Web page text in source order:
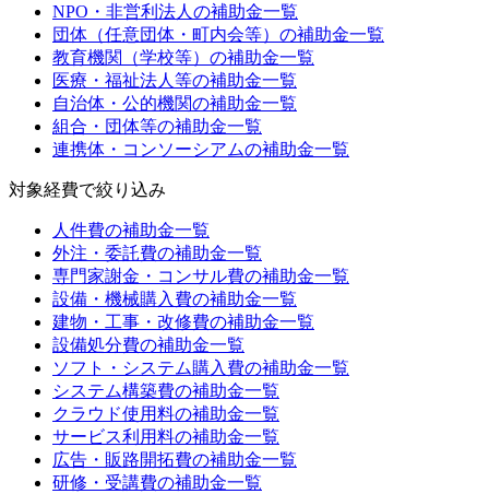
NPO・非営利法人 の補助金一覧
団体（任意団体・町内会等） の補助金一覧
教育機関（学校等） の補助金一覧
医療・福祉法人等の補助金一覧
自治体・公的機関の補助金一覧
組合・団体等の補助金一覧
連携体・コンソーシアムの補助金一覧
対象経費で絞り込み
人件費の補助金一覧
外注・委託費の補助金一覧
専門家謝金・コンサル費の補助金一覧
設備・機械購入費の補助金一覧
建物・工事・改修費の補助金一覧
設備処分費の補助金一覧
ソフト・システム購入費の補助金一覧
システム構築費の補助金一覧
クラウド使用料の補助金一覧
サービス利用料の補助金一覧
広告・販路開拓費の補助金一覧
研修・受講費の補助金一覧